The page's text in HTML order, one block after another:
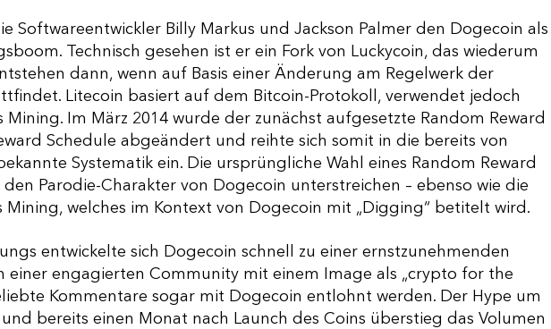
Softwareentwickler Billy Markus und Jackson Palmer den Dogecoin als
Technisch gesehen ist er ein Fork von Luckycoin, das wiederum
dann, wenn auf Basis einer Änderung am Regelwerk der
Litecoin basiert auf dem Bitcoin-Protokoll, verwendet jedoch
Im März 2014 wurde der zunächst aufgesetzte Random Reward
Schedule abgeändert und reihte sich somit in die bereits von
Systematik ein. Die ursprüngliche Wahl eines Random Reward
Parodie-Charakter von Dogecoin unterstreichen – ebenso wie die
welches im Kontext von Dogecoin mit „Digging“ betitelt wird.
entwickelte sich Dogecoin schnell zu einer ernstzunehmenden
engagierten Community mit einem Image als „crypto for the
Kommentare sogar mit Dogecoin entlohnt werden. Der Hype um
bereits einen Monat nach Launch des Coins überstieg das Volumen